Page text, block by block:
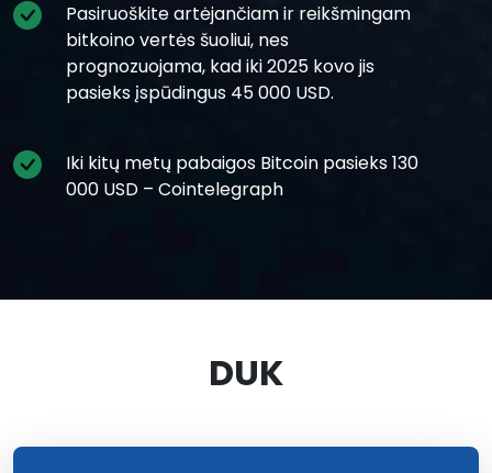
Pasiruoškite artėjančiam ir reikšmingam
bitkoino vertės šuoliui, nes
prognozuojama, kad iki 2025 kovo jis
pasieks įspūdingus 45 000 USD.
Iki kitų metų pabaigos Bitcoin pasieks 130
000 USD – Cointelegraph
DUK